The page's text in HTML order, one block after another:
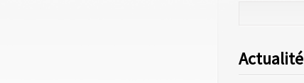
Actualité